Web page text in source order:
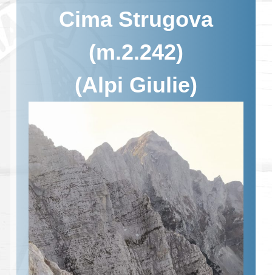
Cima Strugova
(m.2.242)
(Alpi Giulie)